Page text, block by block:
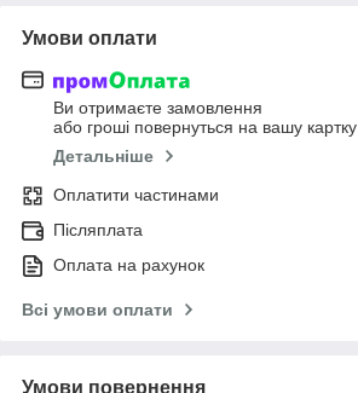
Умови оплати
Ви отримаєте замовлення
або гроші повернуться на вашу картку
Детальніше
Оплатити частинами
Післяплата
Оплата на рахунок
Всі умови оплати
Умови повернення